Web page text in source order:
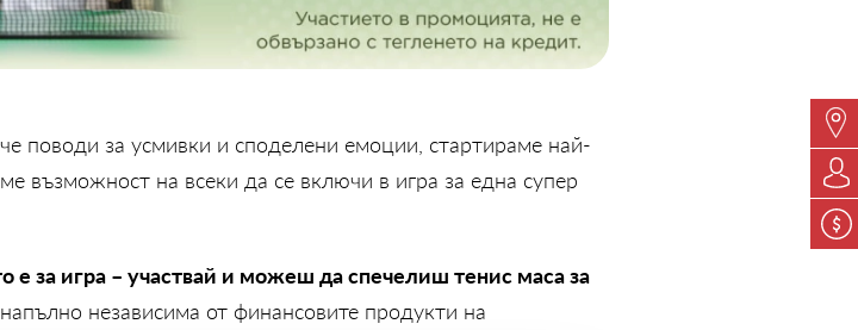
поводи за усмивки и споделени емоции, стартираме най-
възможност на всеки да се включи в игра за една супер
е за игра – участвай и можеш да спечелиш тенис маса за
напълно независима от финансовите продукти на